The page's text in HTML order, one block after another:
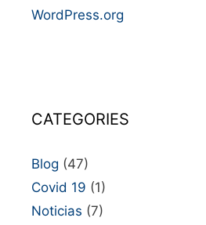
WordPress.org
CATEGORIES
Blog (47)
Covid 19 (1)
Noticias (7)